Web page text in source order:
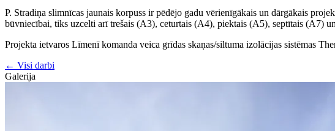
P. Stradiņa slimnīcas jaunais korpuss ir pēdējo gadu vērienīgākais un dārgākais
būvniecībai, tiks uzcelti arī trešais (A3), ceturtais (A4), piektais (A5), septītais (A7)
Projekta ietvaros Līmenī komanda veica grīdas skaņas/siltuma izolācijas sistēmas
← Visi darbi
Galerija